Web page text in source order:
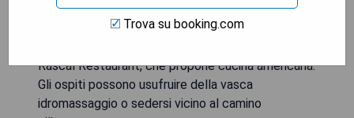
sono dotate di WiFi gratuito, TV via cavo e
macchina per il caffè. Le camere offrono anche
Rascal Restaurant, che propone cucina americana.
Gli ospiti possono usufruire della vasca
idromassaggio o sedersi vicino al camino
Trova su booking.com